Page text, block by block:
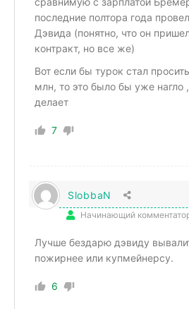
последние полтора года
Дэвида (понятно, что он
контракт, но все же)
Вот если бы турок стал
млн, то это было бы уже нагло
делает
7
SlobbaN
Начинающий
Лучше бездарю дэвиду
пожирнее или купмейнерсу.
6